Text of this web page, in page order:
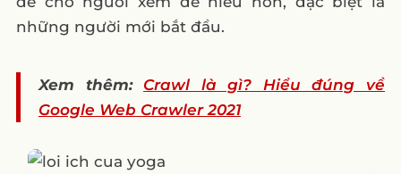
những người mới bắt đầu.
Xem thêm: Crawl là gì? Hiểu đúng về
Google Web Crawler 2021